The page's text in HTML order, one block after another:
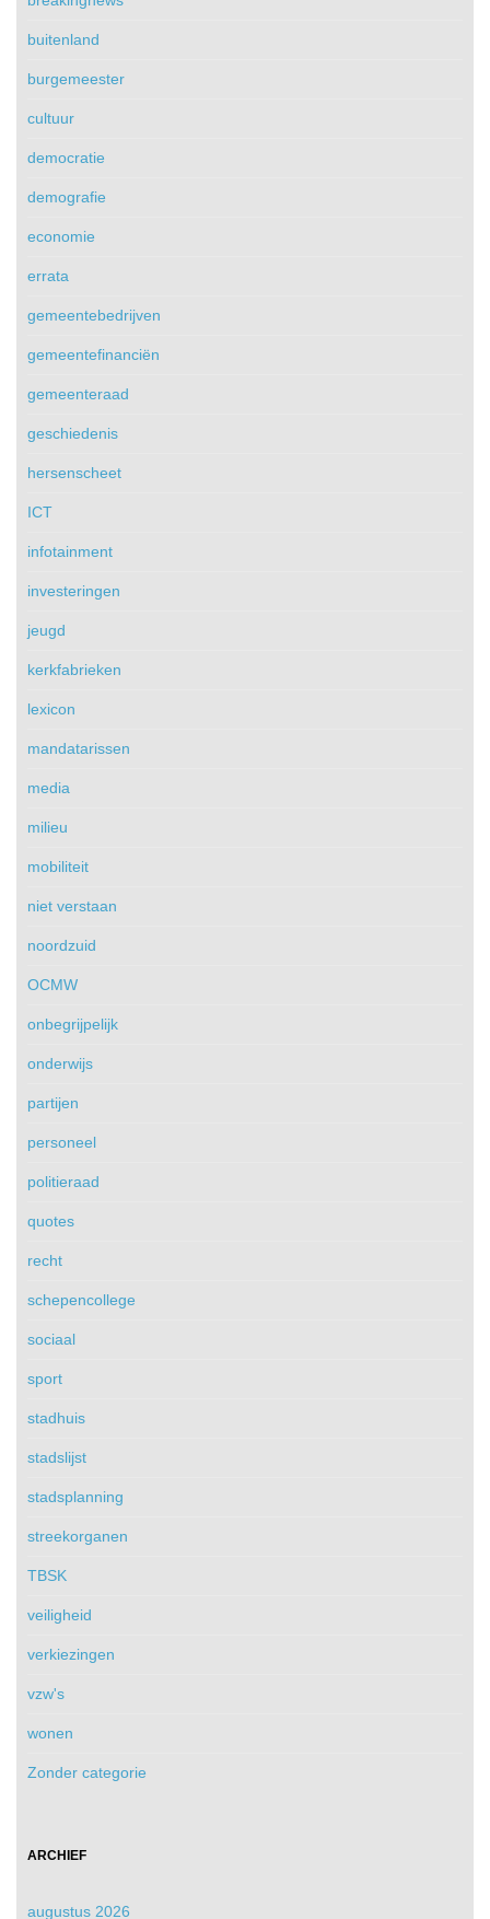
buitenland
burgemeester
cultuur
democratie
demografie
economie
errata
gemeentebedrijven
gemeentefinanciën
gemeenteraad
geschiedenis
hersenscheet
ICT
infotainment
investeringen
jeugd
kerkfabrieken
lexicon
mandatarissen
media
milieu
mobiliteit
niet verstaan
noordzuid
OCMW
onbegrijpelijk
onderwijs
partijen
personeel
politieraad
quotes
recht
schepencollege
sociaal
sport
stadhuis
stadslijst
stadsplanning
streekorganen
TBSK
veiligheid
verkiezingen
vzw's
wonen
Zonder categorie
ARCHIEF
augustus 2026